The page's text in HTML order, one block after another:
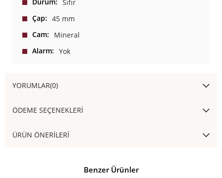
Sıfır
Çap
45 mm
Cam
Mineral
Alarm
Yok
YORUMLAR(0)
ÖDEME SEÇENEKLERI
ÜRÜN ÖNERILERI
Benzer Ürünler